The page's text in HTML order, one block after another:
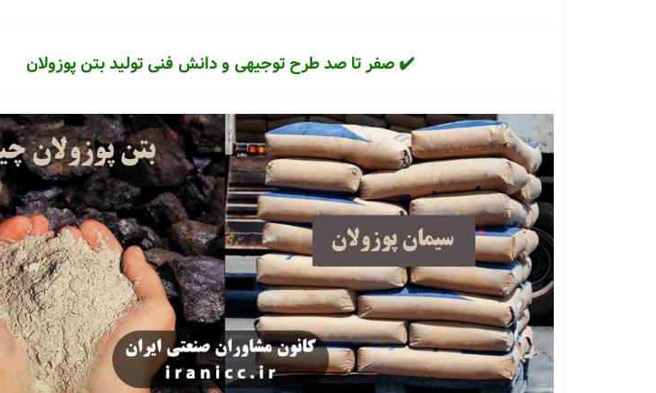
✔️ صفر تا صد طرح توجیهی و دانش فنی تولید بتن پوزولان